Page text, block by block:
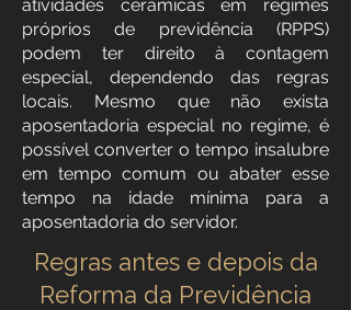
atividades cerâmicas em regimes
próprios de previdência (RPPS)
podem ter direito à contagem
especial, dependendo das regras
locais. Mesmo que não exista
aposentadoria especial no regime, é
possível converter o tempo insalubre
em tempo comum ou abater esse
tempo na idade mínima para a
aposentadoria do servidor.
Regras antes e depois da
Reforma da Previdência